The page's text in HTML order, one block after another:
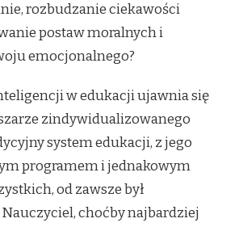
rozbudzanie ciekawości
postaw moralnych i
emocjonalnego?
w edukacji ujawnia się
zindywidualizowanego
system edukacji, z jego
programem i jednakowym
od zawsze był
choćby najbardziej